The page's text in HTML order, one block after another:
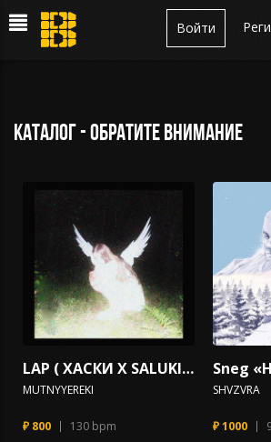
Войти
каталог - обратите внимание
LAP ( ХАСКИ X SALUKI X Mnogoznaal)
MUTNYYEREKI
₽ 800 130 bpm
SHVZVRA
₽ 1000